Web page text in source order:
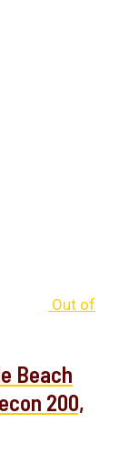
Out of
Beach
200,